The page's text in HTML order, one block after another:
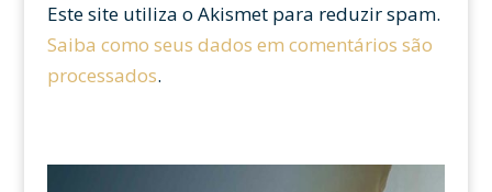
Este site utiliza o Akismet para reduzir spam.
Saiba como seus dados em comentários são
processados.